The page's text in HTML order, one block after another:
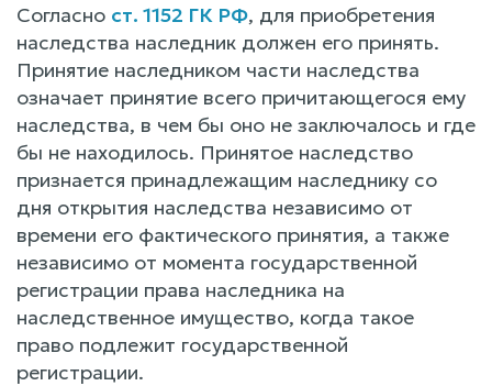
Согласно ст. 1152 ГК РФ, для приобретения
наследства наследник должен его принять.
Принятие наследником части наследства
означает принятие всего причитающегося ему
наследства, в чем бы оно не заключалось и где
бы не находилось. Принятое наследство
признается принадлежащим наследнику со
дня открытия наследства независимо от
времени его фактического принятия, а также
независимо от момента государственной
регистрации права наследника на
наследственное имущество, когда такое
право подлежит государственной
регистрации.